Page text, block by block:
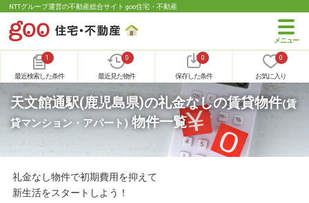
NTTグループ運営の不動産総合サイト goo住宅・不動産
1
最近検索した条件
0
最近見た物件
0
保存した条件
0
お気に入り
天文館通駅(鹿児島県)の礼金なしの賃貸物件(賃
貸マンション・アパート) 物件一覧
礼金なし物件で初期費用を抑えて
新生活をスタートしよう！